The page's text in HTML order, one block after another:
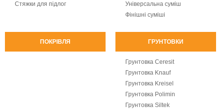
Стяжки для підлог
Універсальна суміш
Фінішні суміші
ПОКРІВЛЯ ГРУНТОВКИ
Грунтовка Ceresit
Грунтовка Knauf
Грунтовка Kreisel
Грунтовка Polimin
Грунтовка Siltek